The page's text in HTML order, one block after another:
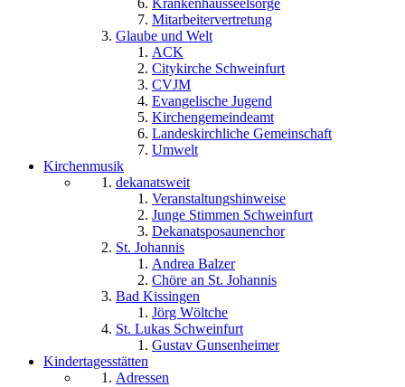
Krankenhausseelsorge
Mitarbeitervertretung
Glaube und Welt
ACK
Citykirche Schweinfurt
CVJM
Evangelische Jugend
Kirchengemeindeamt
Landeskirchliche Gemeinschaft
Umwelt
Kirchenmusik
dekanatsweit
Veranstaltungshinweise
Junge Stimmen Schweinfurt
Dekanatsposaunenchor
St. Johannis
Andrea Balzer
Chöre an St. Johannis
Bad Kissingen
Jörg Wöltche
St. Lukas Schweinfurt
Gustav Gunsenheimer
Kindertagesstätten
Adressen